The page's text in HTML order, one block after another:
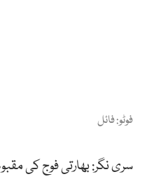
فوٹو: فائل
سری نگر: بھارتی فوج کی